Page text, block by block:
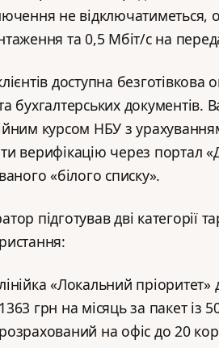
не відключатиметься,
та 0,5 Мбіт/с на
доступна
бухгалтерських документів.
курсом НБУ з
верифікацію через портал
«білого списку».
підготував дві категорії
«Локальний
1363 грн на місяць за пакет із
розрахований на офіс до 20